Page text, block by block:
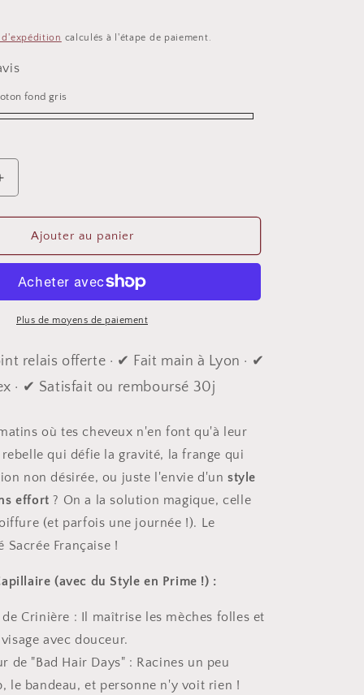
d'expédition calculés à l'étape de paiement.
fond gris
Augmenter
torsadé
Ajouter au panier
Plus de moyens de paiement
relais offerte · ✔ Fait main à Lyon · ✔
· ✔ Satisfait ou remboursé 30j
où tes cheveux n'en font qu'à leur
rebelle qui défie la gravité, la frange qui
non désirée, ou juste l'envie d'unstyle
effort ? On a la solution magique, celle
(et parfois une journée !). Le
Sacrée Française !
(avec du Style en Prime !) :
Crinière : Il maîtrise les mèches folles et
avec douceur.
de "Bad Hair Days" : Racines un peu
le bandeau, et personne n'y voit rien !